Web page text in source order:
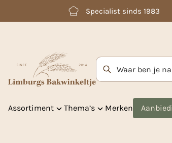
Betaal achteraf met Klarna
Zoekterm
Assortiment Thema’s Merken